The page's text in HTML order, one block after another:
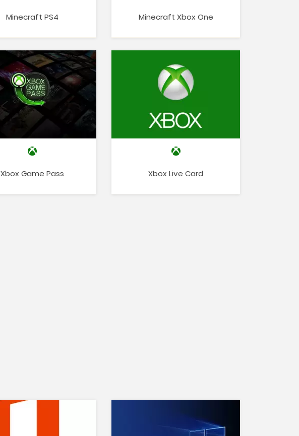
Minecraft PS4 Minecraft Xbox One
Xbox Game Pass Xbox Live Card